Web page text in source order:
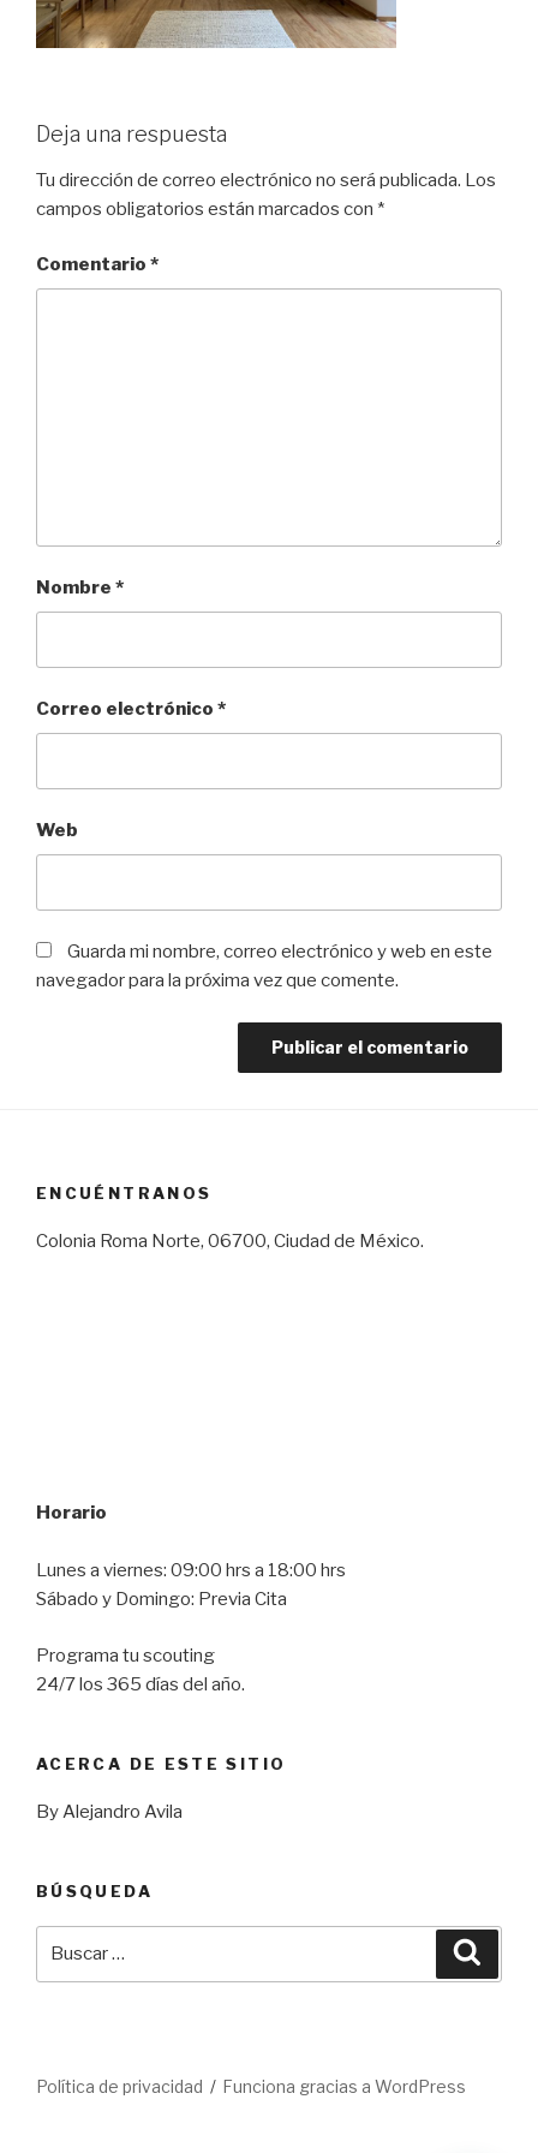
Deja una respuesta
Tu dirección de correo electrónico no será publicada. Los
campos obligatorios están marcados con *
Comentario *
Nombre *
Correo electrónico *
Web
Guarda mi nombre, correo electrónico y web en este
navegador para la próxima vez que comente.
ENCUÉNTRANOS
Colonia Roma Norte, 06700, Ciudad de México.
Horario
Lunes a viernes: 09:00 hrs a 18:00 hrs
Sábado y Domingo: Previa Cita
Programa tu scouting
24/7 los 365 días del año.
ACERCA DE ESTE SITIO
By Alejandro Avila
BÚSQUEDA
Política de privacidad Funciona gracias a WordPress